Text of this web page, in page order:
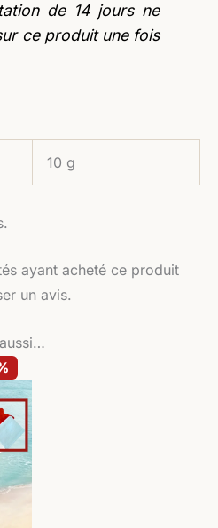
de 14 jours ne
ce produit une fois
10 g
ayant acheté ce produit
un avis.
€.
Ce
produit
a
plusieurs
variations.
Les